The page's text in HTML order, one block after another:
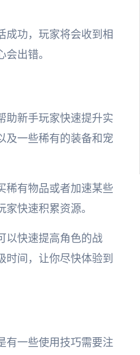
成功，玩家将会收到相
出错。
助新手玩家快速提升实
及一些稀有的装备和宠
稀有物品或者加速某些
快速积累资源。
以快速提高角色的战
间，让你尽快体验到
有一些使用技巧需要注